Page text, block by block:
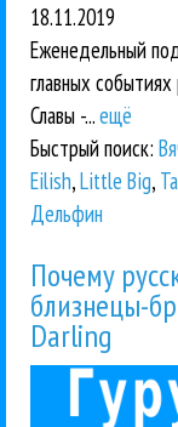
18.11.2019
Еженедельный
главных
Славы -...ещё
Быстрый поиск:
Eilish,Little Big,
Дельфин
Почему
близнецы-
Darling